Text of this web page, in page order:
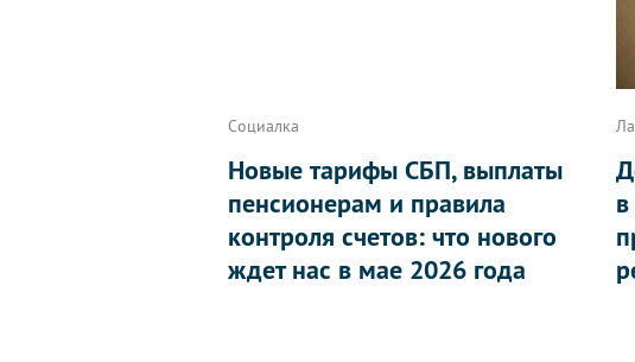
Социалка
Новые тарифы СБП, выплаты
пенсионерам и правила
контроля счетов: что нового
ждет нас в мае 2026 года